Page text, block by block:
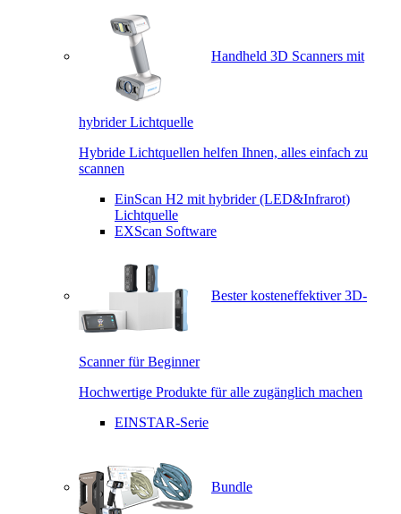
Handheld 3D Scanners mit
hybrider Lichtquelle
Hybride Lichtquellen helfen Ihnen, alles einfach zu
scannen
EinScan H2 mit hybrider (LED&Infrarot)
Lichtquelle
EXScan Software
Bester kosteneffektiver 3D-
Scanner für Beginner
Hochwertige Produkte für alle zugänglich machen
EINSTAR-Serie
Bundle